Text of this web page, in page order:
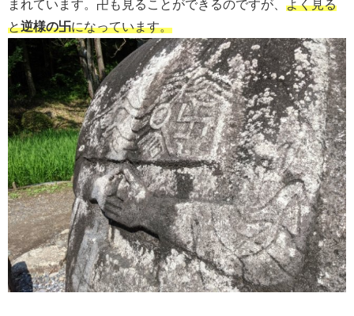
まれています。卍も見ることができるのですが、 よく見る
と逆様の卐になっています。